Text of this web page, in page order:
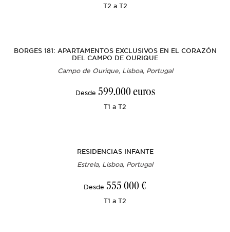
T2 a T2
BORGES 181: APARTAMENTOS EXCLUSIVOS EN EL CORAZÓN
DEL CAMPO DE OURIQUE
Campo de Ourique, Lisboa, Portugal
Desde 599.000 euros
T1 a T2
RESIDENCIAS INFANTE
Estrela, Lisboa, Portugal
Desde 555 000 €
T1 a T2